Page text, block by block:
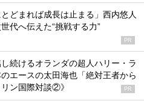
とどまれば成長は止まる」西内悠人
代へ伝えた“挑戦する力”
PR
続けるオランダの超人ハリー・ラ
エースの太田海也「絶対王者から
ン国際対談②》
PR